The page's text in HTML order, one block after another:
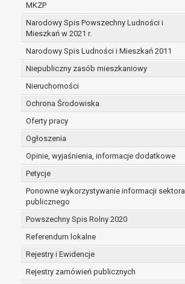
MKZP
Narodowy Spis Powszechny Ludności i
Mieszkań w 2021 r.
Narodowy Spis Ludności i Mieszkań 2011
Niepubliczny zasób mieszkaniowy
Nieruchomości
Ochrona Środowiska
Oferty pracy
Ogłoszenia
Opinie, wyjaśnienia, informacje dodatkowe
Petycje
Ponowne wykorzystywanie informacji sektora
publicznego
Powszechny Spis Rolny 2020
Referendum lokalne
Rejestry i Ewidencje
Rejestry zamówień publicznych